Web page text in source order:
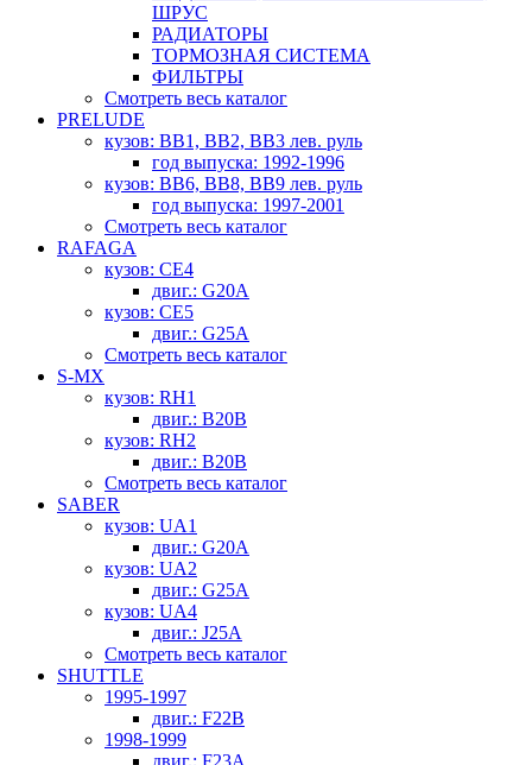
ШРУС
РАДИАТОРЫ
ТОРМОЗНАЯ СИСТЕМА
ФИЛЬТРЫ
Смотреть весь каталог
PRELUDE
кузов: BB1, BB2, BB3 лев. руль
год выпуска: 1992-1996
кузов: BB6, BB8, BB9 лев. руль
год выпуска: 1997-2001
Смотреть весь каталог
RAFAGA
кузов: CE4
двиг.: G20A
кузов: CE5
двиг.: G25A
Смотреть весь каталог
S-MX
кузов: RH1
двиг.: B20B
кузов: RH2
двиг.: B20B
Смотреть весь каталог
SABER
кузов: UA1
двиг.: G20A
кузов: UA2
двиг.: G25A
кузов: UA4
двиг.: J25A
Смотреть весь каталог
SHUTTLE
1995-1997
двиг.: F22B
1998-1999
двиг.: F23A